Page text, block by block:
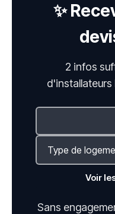
✨
2 infos
Voir
Sans